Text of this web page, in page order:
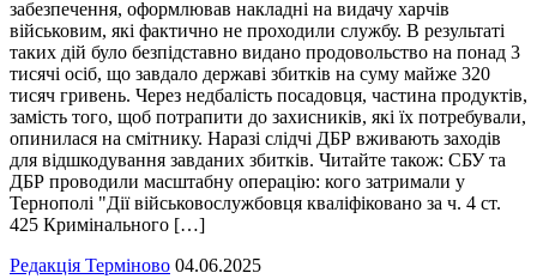
забезпечення, оформлював накладні на видачу харчів
військовим, які фактично не проходили службу. В результаті
таких дій було безпідставно видано продовольство на понад 3
тисячі осіб, що завдало державі збитків на суму майже 320
тисяч гривень. Через недбалість посадовця, частина продуктів,
замість того, щоб потрапити до захисників, які їх потребували,
опинилася на смітнику. Наразі слідчі ДБР вживають заходів
для відшкодування завданих збитків. Читайте також: СБУ та
ДБР проводили масштабну операцію: кого затримали у
Тернополі "Дії військовослужбовця кваліфіковано за ч. 4 ст.
425 Кримінального […]
Редакція Терміново 04.06.2025